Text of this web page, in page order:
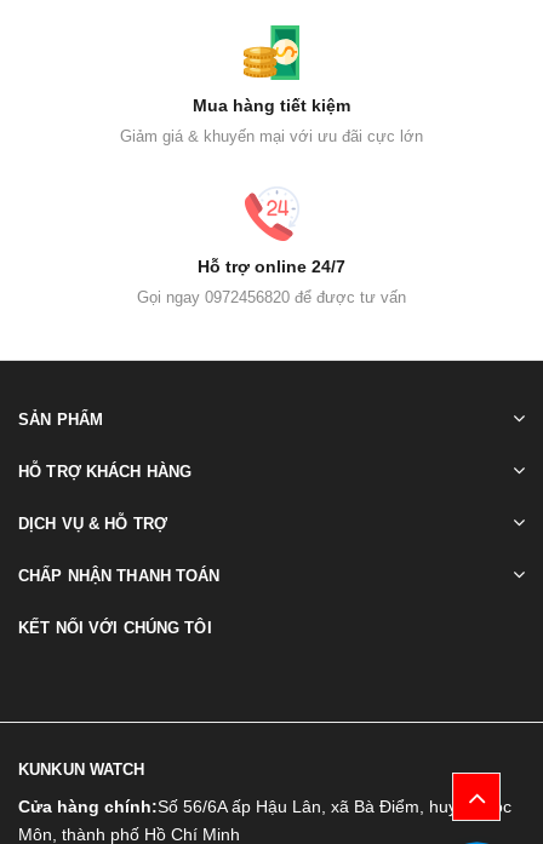
Mua hàng tiết kiệm
Giảm giá & khuyến mại với ưu đãi cực lớn
Hỗ trợ online 24/7
Gọi ngay 0972456820 để được tư vấn
SẢN PHẨM
HỖ TRỢ KHÁCH HÀNG
DỊCH VỤ & HỖ TRỢ
CHẤP NHẬN THANH TOÁN
KẾT NỐI VỚI CHÚNG TÔI
KUNKUN WATCH
Cửa hàng chính:Số 56/6A ấp Hậu Lân, xã Bà Điểm, huyện Hóc
Môn, thành phố Hồ Chí Minh